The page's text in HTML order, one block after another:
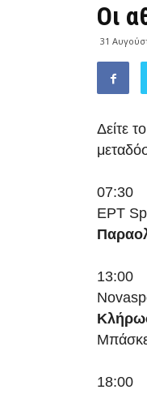
Οι
31
Δείτε
07:30
ΕΡΤ
13:00
18:00